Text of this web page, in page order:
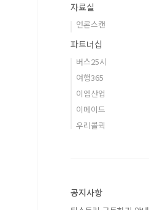
자료실
언론스캔
파트너십
버스25시
여행365
이엠산업
이메이드
우리콜퀵
공지사항